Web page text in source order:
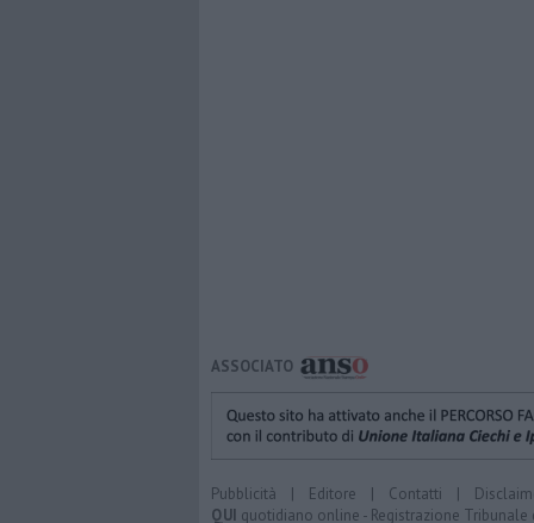
ASSOCIATO
Pubblicità | Editore | Contatti |
QUI quotidiano online - Registrazione Tribunale